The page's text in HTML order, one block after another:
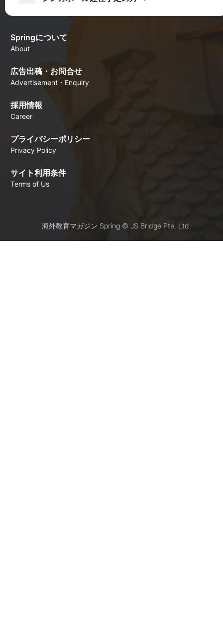
Springについて
About
広告出稿・お問合せ
Advertisement・Enquiry
採用情報
Career
プライバシーポリシー
Privacy Policy
サイト利用条件
Terms of Us
海外教育マガジン Spring © JS Bridge Pte. Ltd.